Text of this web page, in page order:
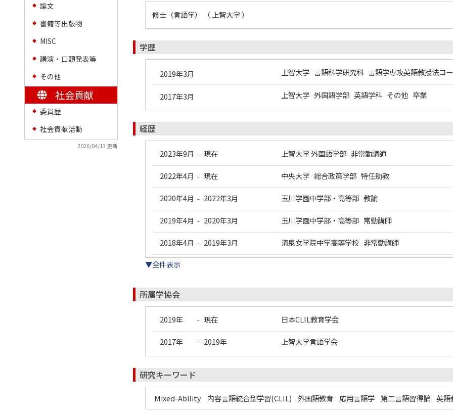
◆ 論文
◆ 書籍等出版物
◆ MISC
◆ 講演・口頭発表等
◆ その他
社会貢献
◆ 委員歴
◆ 社会貢献活動
2026/04/13 更新
修士（言語学） （ 上智大学 ）
学歴
2019年3月 上智大学 言語科学研究科 言語学専攻英語教授法コ
2017年3月 上智大学 外国語学部 英語学科 その他 卒業
経歴
2023年9月 - 現在 上智大学 外国語学部 非常勤講師
2022年4月 - 現在 中央大学 総合政策学部 特任助教
2020年4月 - 2022年3月 玉川学園中学部・高等部 教諭
2019年4月 - 2020年3月 玉川学園中学部・高等部 常勤講師
2018年4月 - 2019年3月 清泉女学院中学高等学校 非常勤講師
▼全件表示
所属学協会
2019年 - 現在 日本CLIL教育学会
2017年 - 2019年 上智大学言語学会
研究キーワード
Mixed-Ability 内容言語統合型学習(CLIL) 外国語教育 応用言語学 第二言語習得論 英語